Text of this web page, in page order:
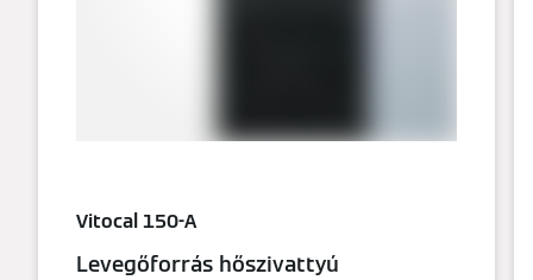
Vitocal 150-A
Levegőforrás hőszivattyú